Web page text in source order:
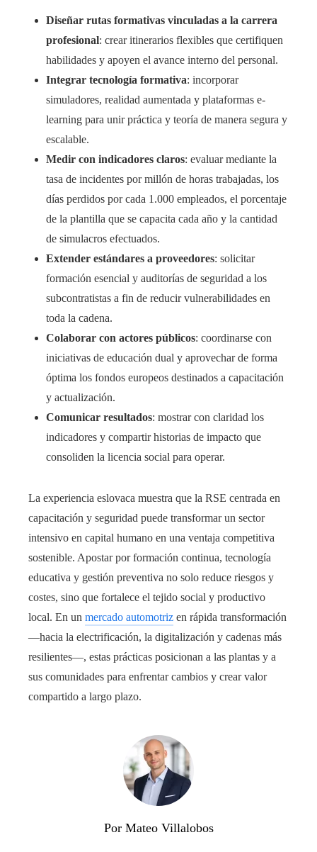
Diseñar rutas formativas vinculadas a la carrera
profesional: crear itinerarios flexibles que certifiquen
habilidades y apoyen el avance interno del personal.
Integrar tecnología formativa: incorporar
simuladores, realidad aumentada y plataformas e-
learning para unir práctica y teoría de manera segura y
escalable.
Medir con indicadores claros: evaluar mediante la
tasa de incidentes por millón de horas trabajadas, los
días perdidos por cada 1.000 empleados, el porcentaje
de la plantilla que se capacita cada año y la cantidad
de simulacros efectuados.
Extender estándares a proveedores: solicitar
formación esencial y auditorías de seguridad a los
subcontratistas a fin de reducir vulnerabilidades en
toda la cadena.
Colaborar con actores públicos: coordinarse con
iniciativas de educación dual y aprovechar de forma
óptima los fondos europeos destinados a capacitación
y actualización.
Comunicar resultados: mostrar con claridad los
indicadores y compartir historias de impacto que
consoliden la licencia social para operar.
La experiencia eslovaca muestra que la RSE centrada en
capacitación y seguridad puede transformar un sector
intensivo en capital humano en una ventaja competitiva
sostenible. Apostar por formación continua, tecnología
educativa y gestión preventiva no solo reduce riesgos y
costes, sino que fortalece el tejido social y productivo
local. En un mercado automotriz en rápida transformación
—hacia la electrificación, la digitalización y cadenas más
resilientes—, estas prácticas posicionan a las plantas y a
sus comunidades para enfrentar cambios y crear valor
compartido a largo plazo.
Por Mateo Villalobos